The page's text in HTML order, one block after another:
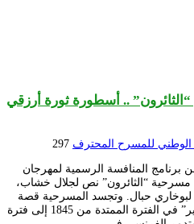
.. أسطورة ثورة أرزقي
الوطني للمسرح المحترف 297
المنافسة الرسمية لمهرجان
المحترف في دورته الـ 17، مسرحية “الثائرون” نص لجلال خشاب،
لبوخاري حبال. وتجسد المسرحية قصة
كفاح الثائر القبائلي “أرزقي أو البشير” في الفترة الممتدة من 1845 إلى فترة